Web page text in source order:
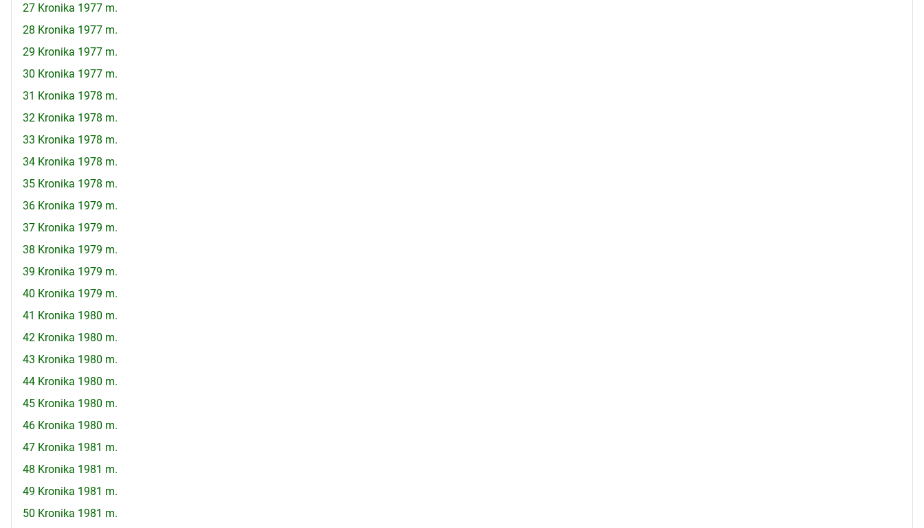
27 Kronika 1977 m.
28 Kronika 1977 m.
29 Kronika 1977 m.
30 Kronika 1977 m.
31 Kronika 1978 m.
32 Kronika 1978 m.
33 Kronika 1978 m.
34 Kronika 1978 m.
35 Kronika 1978 m.
36 Kronika 1979 m.
37 Kronika 1979 m.
38 Kronika 1979 m.
39 Kronika 1979 m.
40 Kronika 1979 m.
41 Kronika 1980 m.
42 Kronika 1980 m.
43 Kronika 1980 m.
44 Kronika 1980 m.
45 Kronika 1980 m.
46 Kronika 1980 m.
47 Kronika 1981 m.
48 Kronika 1981 m.
49 Kronika 1981 m.
50 Kronika 1981 m.